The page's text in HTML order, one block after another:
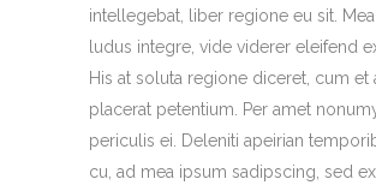
intellegebat, liber regione eu sit.
ludus integre, vide viderer eleifend
His at soluta regione diceret, cum et
placerat petentium. Per amet
periculis ei. Deleniti apeirian
cu, ad mea ipsum sadipscing, sed